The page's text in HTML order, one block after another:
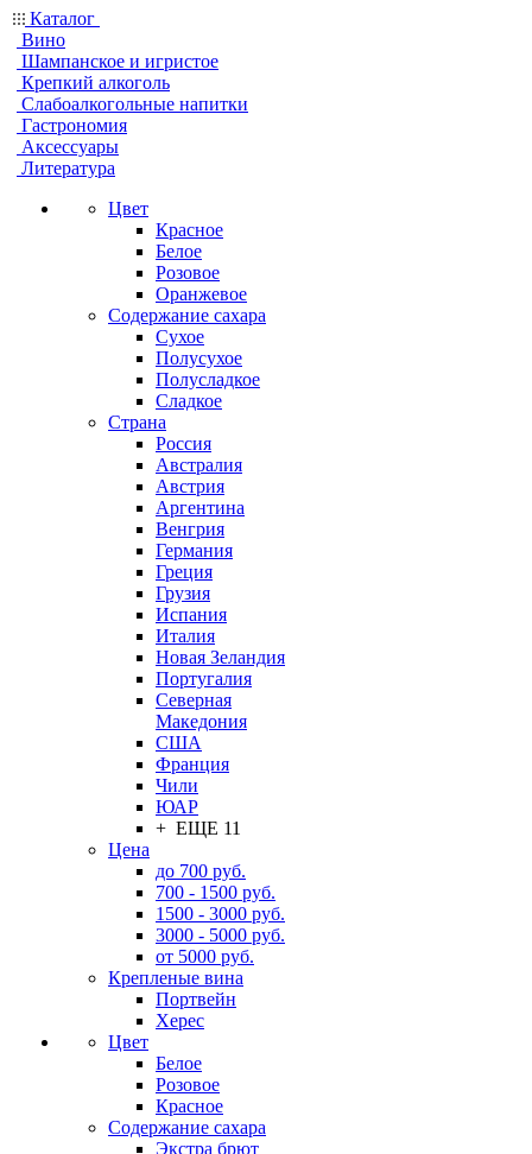
Каталог
Вино
Шампанское и игристое
Крепкий алкоголь
Слабоалкогольные напитки
Гастрономия
Аксессуары
Литература
Цвет
Красное
Белое
Розовое
Оранжевое
Содержание сахара
Сухое
Полусухое
Полусладкое
Сладкое
Страна
Россия
Австралия
Австрия
Аргентина
Венгрия
Германия
Греция
Грузия
Испания
Италия
Новая Зеландия
Португалия
Северная
Македония
США
Франция
Чили
ЮАР
+ ЕЩЕ 11
Цена
до 700 руб.
700 - 1500 руб.
1500 - 3000 руб.
3000 - 5000 руб.
от 5000 руб.
Крепленые вина
Портвейн
Херес
Цвет
Белое
Розовое
Красное
Содержание сахара
Экстра брют